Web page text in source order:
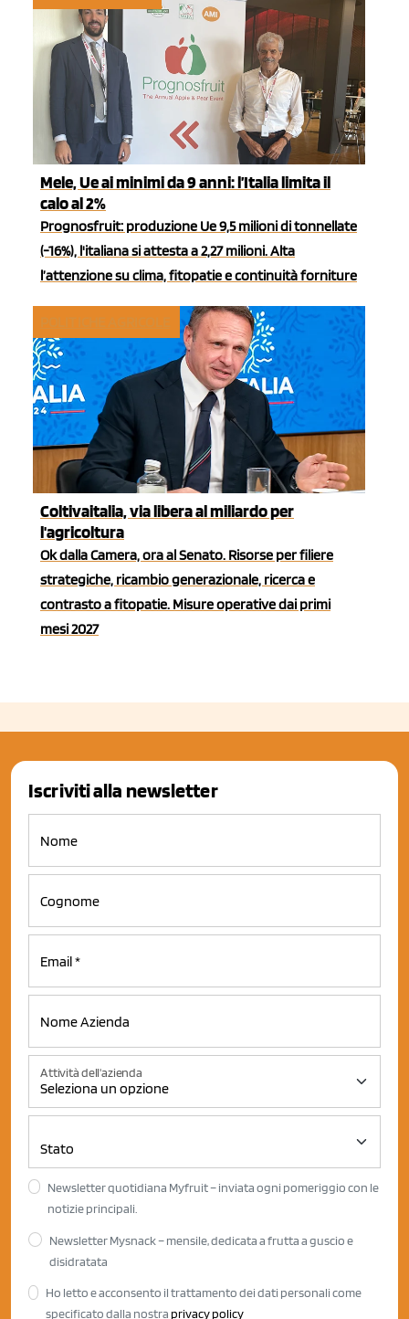
Mele, Ue ai minimi da 9 anni: l’Italia limita il
calo al 2%
Prognosfruit: produzione Ue 9,5 milioni di tonnellate
(-16%), l'italiana si attesta a 2,27 milioni. Alta
l’attenzione su clima, fitopatie e continuità forniture
Coltivaitalia, via libera al miliardo per
l'agricoltura
Ok dalla Camera, ora al Senato. Risorse per filiere
strategiche, ricambio generazionale, ricerca e
contrasto a fitopatie. Misure operative dai primi
mesi 2027
Iscriviti alla newsletter
Attività dell'azienda
Newsletter quotidiana Myfruit – inviata ogni pomeriggio con le
notizie principali.
Newsletter Mysnack – mensile, dedicata a frutta a guscio e
disidratata
Ho letto e acconsento il trattamento dei dati personali come
specificato dalla nostra privacy policy